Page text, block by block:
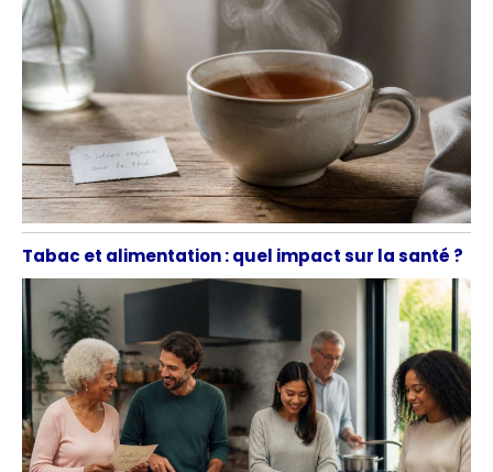
Tabac et alimentation : quel impact sur la santé ?